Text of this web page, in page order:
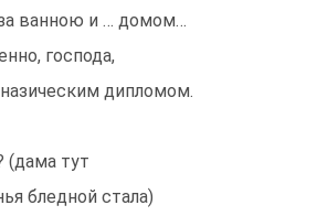
ванною и … домом…
господа,
дипломом.
(дама тут
бледной стала)